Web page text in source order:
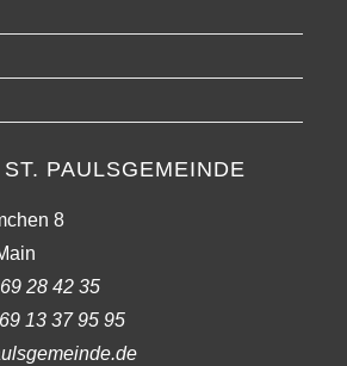
PAULSGEMEINDE
8
28 42 35
13 37 95 95